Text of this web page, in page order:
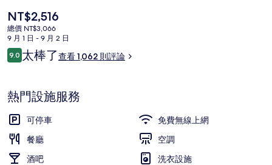
相
片
集
目
前
的
價
格
NT$2,516
總價 NT$3,066
9 月 1 日 - 9 月 2 日
評
論
9.09.0 分，滿分 10 分，
太棒了查看 1,062 則評論
熱門設施服務
可停車
免費無線上網
餐廳
空調
酒吧
洗衣設施